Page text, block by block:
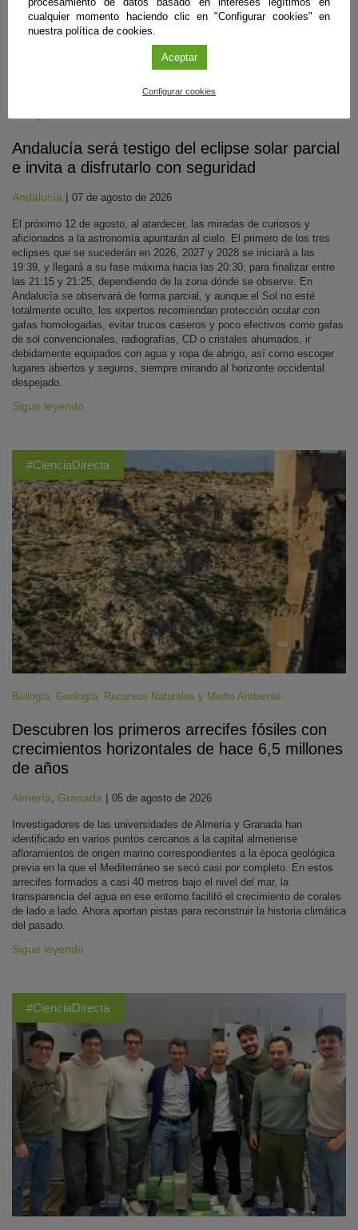
Andalucía será testigo del eclipse solar parcial
e invita a disfrutarlo con seguridad
Andalucía | 07 de agosto de 2026
El próximo 12 de agosto, al atardecer, las miradas de curiosos y
aficionados a la astronomía apuntarán al cielo. El primero de los tres
eclipses que se sucederán en 2026, 2027 y 2028 se iniciará a las
19:39, y llegará a su fase máxima hacia las 20:30, para finalizar entre
las 21:15 y 21:25, dependiendo de la zona dónde se observe. En
Andalucía se observará de forma parcial, y aunque el Sol no esté
totalmente oculto, los expertos recomiendan protección ocular con
gafas homologadas, evitar trucos caseros y poco efectivos como gafas
de sol convencionales, radiografías, CD o cristales ahumados, ir
debidamente equipados con agua y ropa de abrigo, así como escoger
lugares abiertos y seguros, siempre mirando al horizonte occidental
despejado.
Sigue leyendo
#CienciaDirecta
Biología Geología Recursos Naturales y Medio Ambiente
Descubren los primeros arrecifes fósiles con
crecimientos horizontales de hace 6,5 millones
de años
Almería Granada | 05 de agosto de 2026
Investigadores de las universidades de Almería y Granada han
identificado en varios puntos cercanos a la capital almeriense
afloramientos de origen marino correspondientes a la época geológica
previa en la que el Mediterráneo se secó casi por completo. En estos
arrecifes formados a casi 40 metros bajo el nivel del mar, la
transparencia del agua en ese entorno facilitó el crecimiento de corales
de lado a lado. Ahora aportan pistas para reconstruir la historia climática
del pasado.
Sigue leyendo
#CienciaDirecta
cualquier momento haciendo clic en "Configurar cookies" en
nuestra política de cookies.
Aceptar
Configurar cookies